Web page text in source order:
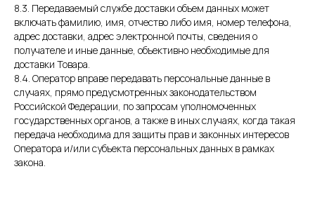
8.3. Передаваемый службе доставки объем данных может
включать фамилию, имя, отчество либо имя, номер телефона,
адрес доставки, адрес электронной почты, сведения о
получателе и иные данные, объективно необходимые для
доставки Товара.
8.4. Оператор вправе передавать персональные данные в
случаях, прямо предусмотренных законодательством
Российской Федерации, по запросам уполномоченных
государственных органов, а также в иных случаях, когда такая
передача необходима для защиты прав и законных интересов
Оператора и/или субъекта персональных данных в рамках
закона.